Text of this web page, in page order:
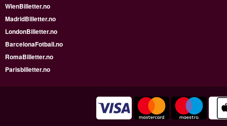
WienBilletter.no
MadridBilletter.no
LondonBilletter.no
BarcelonaFotball.no
RomaBilletter.no
Parisbilletter.no